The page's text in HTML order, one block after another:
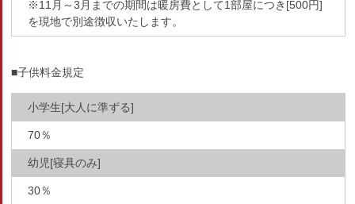
※11月～3月までの期間は暖房費として1部屋につき[500円]
を現地で別途徴収いたします。
■子供料金規定
小学生[大人に準ずる]
70％
幼児[寝具のみ]
30％